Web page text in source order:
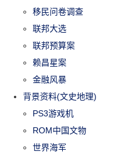
移民问卷调查
联邦大选
联邦预算案
赖昌星案
金融风暴
背景资料(文史地理)
PS3游戏机
ROM中国文物
世界海军